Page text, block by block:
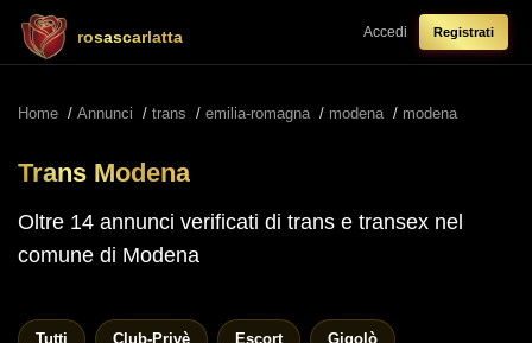
rosascarlatta Accedi Registrati
Home / Annunci / trans / emilia-romagna / modena / modena
Trans Modena
Oltre 14 annunci verificati di trans e transex nel
comune di Modena
Tutti Club-Privè Escort Gigolò